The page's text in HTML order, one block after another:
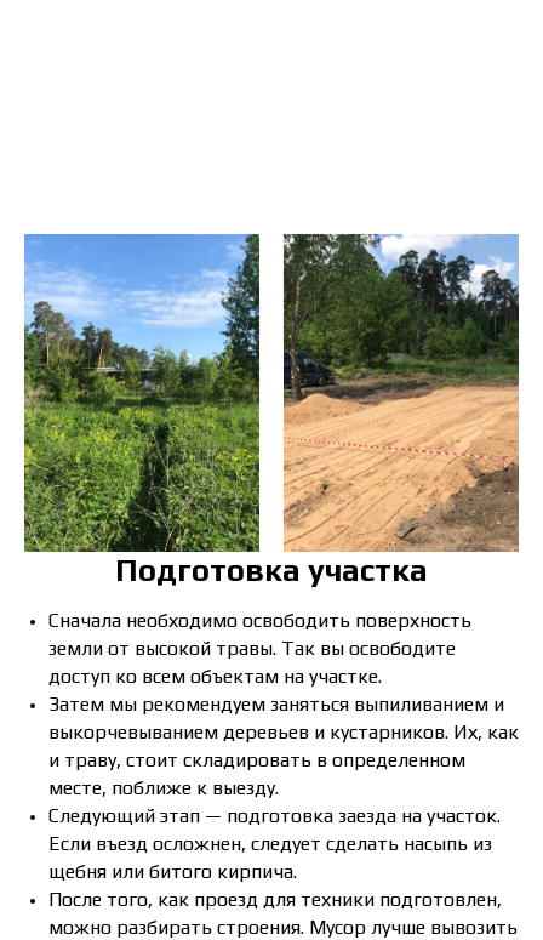
Подготовка участка
Сначала необходимо освободить поверхность
земли от высокой травы. Так вы освободите
доступ ко всем объектам на участке.
Затем мы рекомендуем заняться выпиливанием и
выкорчевыванием деревьев и кустарников. Их, как
и траву, стоит складировать в определенном
месте, поближе к выезду.
Следующий этап — подготовка заезда на участок.
Если въезд осложнен, следует сделать насыпь из
щебня или битого кирпича.
После того, как проезд для техники подготовлен,
можно разбирать строения. Мусор лучше вывозить